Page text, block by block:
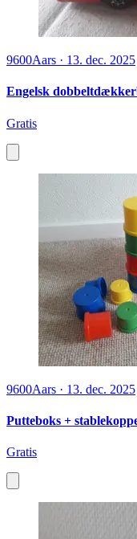
9600Aars · 13. dec. 2025
Engelsk
Gratis
9600Aars · 13. dec. 2025
Putteboks +
Gratis